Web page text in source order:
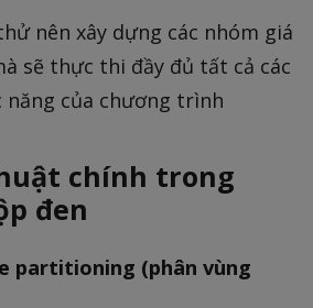
nên xây dựng các nhóm giá
sẽ thực thi đầy đủ tất cả các
năng của chương trình
chính trong
đen
partitioning (phân vùng